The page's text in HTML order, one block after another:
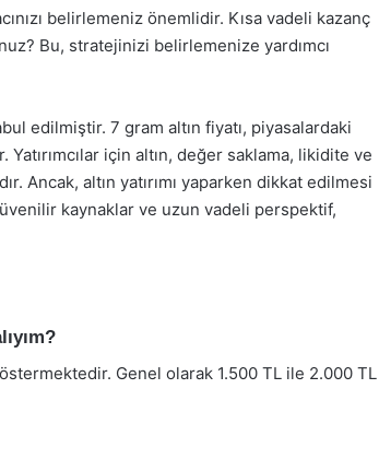
belirlemeniz önemlidir. Kısa vadeli kazanç
Bu, stratejinizi belirlemenize yardımcı
edilmiştir. 7 gram altın fiyatı, piyasalardaki
için altın, değer saklama, likidite ve
Ancak, altın yatırımı yaparken dikkat edilmesi
kaynaklar ve uzun vadeli perspektif,
Genel olarak 1.500 TL ile 2.000 TL